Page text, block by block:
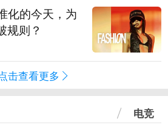
化的今天，为
规则？
击查看更多
电竞